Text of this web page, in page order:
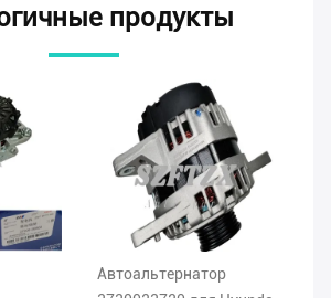
продукты
Автоальтернатор